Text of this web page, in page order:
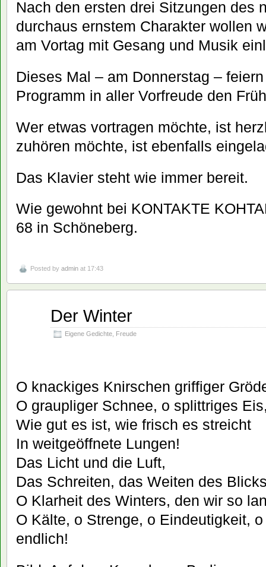
Nach den ersten drei Sitzungen des
durchaus ernstem Charakter wollen
am Vortag mit Gesang und Musik
Dieses Mal – am Donnerstag –
Programm in aller Vorfreude den
Wer etwas vortragen möchte, ist
zuhören möchte, ist ebenfalls
Das Klavier steht wie immer bereit.
Wie gewohnt bei KONTAKTE
68 in Schöneberg.
Posted by admin at 17:43
Der Winter
Eigene Gedichte Freude
O knackiges Knirschen griffiger
O graupliger Schnee, o splittriges
Wie gut es ist, wie frisch es streicht
In weitgeöffnete Lungen!
Das Licht und die Luft,
Das Schreiten, das Weiten des
O Klarheit des Winters, den wir so
O Kälte, o Strenge, o Eindeutigkeit,
endlich!